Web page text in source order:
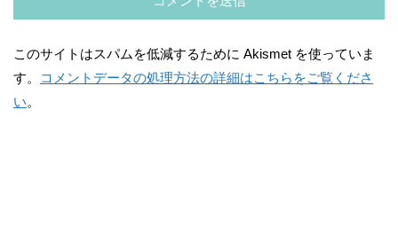
このサイトはスパムを低減するために Akismet を使っていま
す。
コメントデータの処理方法の詳細はこちらをご覧くださ
い。